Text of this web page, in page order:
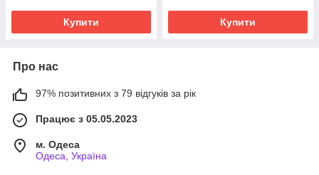
Купити Купити
Про нас
97% позитивних з 79 відгуків за рік
Працює з 05.05.2023
м. Одеса
Одеса, Україна